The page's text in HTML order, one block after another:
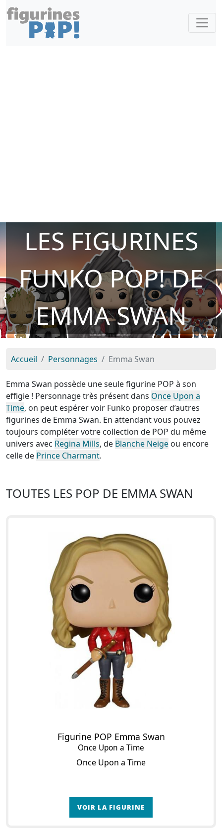
LES FIGURINES
FUNKO POP! DE
EMMA SWAN
Accueil Personnages Emma Swan
Emma Swan possède une seule figurine POP à son
effigie ! Personnage très présent dans Once Upon a
Time, on peut espérer voir Funko proposer d’autres
figurines de Emma Swan. En attendant vous pouvez
toujours compléter votre collection de POP du même
univers avec Regina Mills, de Blanche Neige ou encore
celle de Prince Charmant.
TOUTES LES POP DE EMMA SWAN
Figurine POP Emma Swan
Once Upon a Time
Once Upon a Time
VOIR LA FIGURINE